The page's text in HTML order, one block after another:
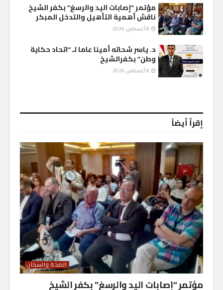
مؤتمر “إصابات اليد والرسغ” بكفر الشيخ
ناقش أهمية التأهيل والتدخل المبكر
د. ياسر شحاته أمينا عاما لـ “اتحاد حكاية
وطن” بكفرالشيخ
إقرأ أيضاً
الصحة والسكان
مؤتمر “إصابات اليد والرسغ” بكفر الشيخ